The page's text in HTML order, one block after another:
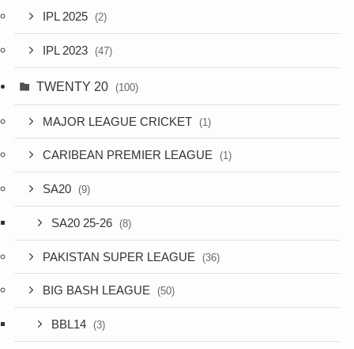
IPL 2025 (2)
IPL 2023 (47)
TWENTY 20 (100)
MAJOR LEAGUE CRICKET (1)
CARIBEAN PREMIER LEAGUE (1)
SA20 (9)
SA20 25-26 (8)
PAKISTAN SUPER LEAGUE (36)
BIG BASH LEAGUE (50)
BBL14 (3)